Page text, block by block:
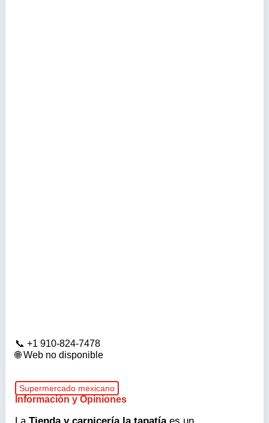
+1 910-824-7478
Web no disponible
Supermercado mexicano
Información y Opiniones